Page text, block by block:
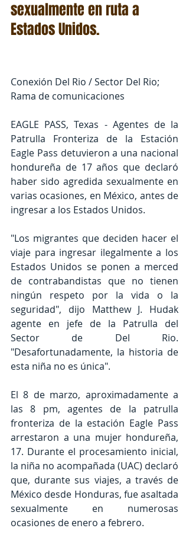
sexualmente en ruta a
Estados Unidos.
Conexión Del Rio / Sector Del Rio;
Rama de comunicaciones
EAGLE PASS, Texas - Agentes de la
Patrulla Fronteriza de la Estación
Eagle Pass detuvieron a una nacional
hondureña de 17 años que declaró
haber sido agredida sexualmente en
varias ocasiones, en México, antes de
ingresar a los Estados Unidos.
"Los migrantes que deciden hacer el
viaje para ingresar ilegalmente a los
Estados Unidos se ponen a merced
de contrabandistas que no tienen
ningún respeto por la vida o la
seguridad", dijo Matthew J. Hudak
agente en jefe de la Patrulla del
Sector de Del Rio.
"Desafortunadamente, la historia de
esta niña no es única".
El 8 de marzo, aproximadamente a
las 8 pm, agentes de la patrulla
fronteriza de la estación Eagle Pass
arrestaron a una mujer hondureña,
17. Durante el procesamiento inicial,
la niña no acompañada (UAC) declaró
que, durante sus viajes, a través de
México desde Honduras, fue asaltada
sexualmente en numerosas
ocasiones de enero a febrero.